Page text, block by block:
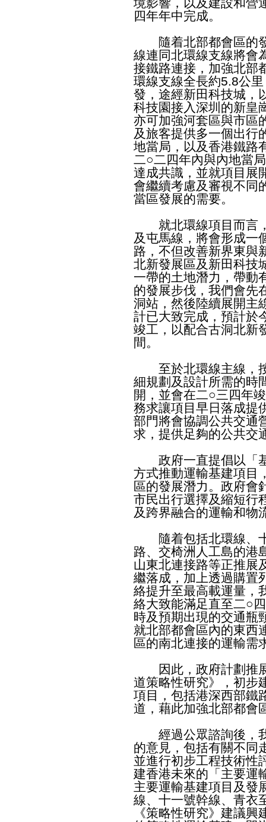
四年年中完成。
隨着北部都會區的發
線連同北環線支線將會
接鐵路連接，加強北部
環線支線全長約5.8公
發，途經新田科技城，
科技園接入深圳的新皇
亦可加強河套區與市區
及旅客提供多一個出行
地當局，以及香港鐵路
二○二四年內與內地當
達成共識，並就項目展
會繼續考慮及審視不同
當區發展的需要。
就北環線項目而言，
及屯馬線，將會形成一
路，不但改善新界東與
北新發展區及新田科技
一帶的土地潛力，帶動
的發展步伐，我們會先
洞站，然後陸續展開主
計已大致完成，預計於
竣工，以配合古洞北新
間。
至於北環線主線，按
細規劃及設計所需的時
開，並會在二○三四年
務求讓項目早日落成提
部門將會協調公共交通
求，提供足夠的公共交
政府一直提倡以「基
方式推動運輸基建項目
區的發展潛力。政府會
市民出行選擇及縮短行
及跨界融合的運輸和物
隨着包括北環線、十
路、交椅洲人工島的港
山東北連接路等正推展
繼落成，加上透過購置
絡提升至最高載運量，
絡大致能滿足直至二○
時及預期出現的交通瓶
就北部都會區內的東西
區的南北連接的運輸需
因此，政府計劃推展
道策略性研究》，初步
項目，包括港深西部鐵
道，藉此加強北部都會
經過公眾諮詢後，我
的意見，包括有關不同
並進行初步工程技術性
建香港未來的「主要運
主要運輸基建項目及發
線、十一號幹線、青衣
《策略性研究》建議